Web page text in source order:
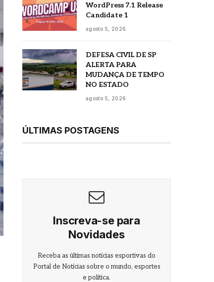
WordPress 7.1 Release
Candidate 1
agosto 5, 2026
DEFESA CIVIL DE SP
ALERTA PARA
MUDANÇA DE TEMPO
NO ESTADO
agosto 5, 2026
ÚLTIMAS POSTAGENS
Inscreva-se para
Novidades
Receba as últimas notícias esportivas do
Portal de Notícias sobre o mundo, esportes
e política.